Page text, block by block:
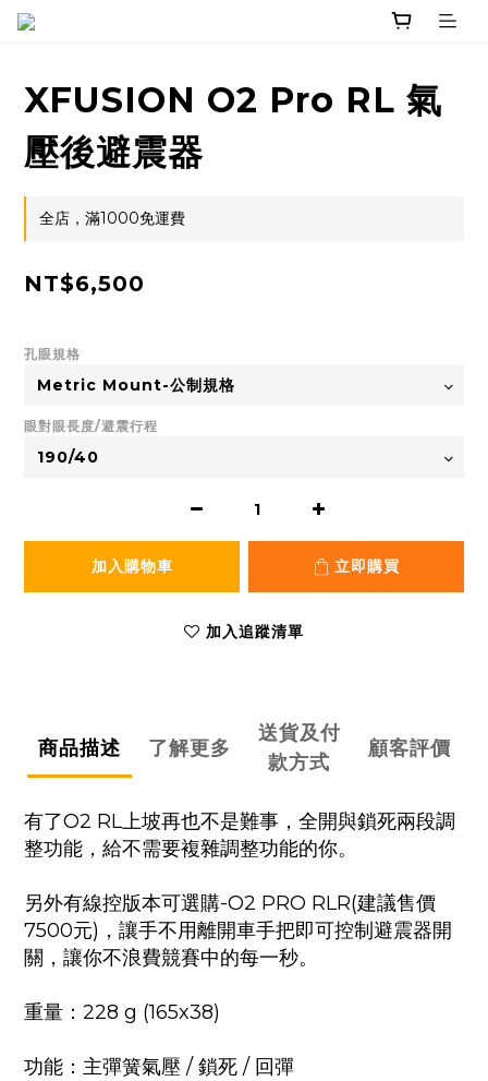
XFUSION O2 Pro RL 氣
壓後避震器
全店，滿1000免運費
NT$6,500
孔眼規格
眼對眼長度/避震行程
加入購物車 立即購買
加入追蹤清單
商品描述 了解更多
送貨及付
款方式
顧客評價
有了O2 RL上坡再也不是難事，全開與鎖死兩段調
整功能，給不需要複雜調整功能的你。
另外有線控版本可選購-O2 PRO RLR(建議售價
7500元)，讓手不用離開車手把即可控制避震器開
關，讓你不浪費競賽中的每一秒。
重量：228 g (165x38)
功能：主彈簧氣壓 / 鎖死 / 回彈